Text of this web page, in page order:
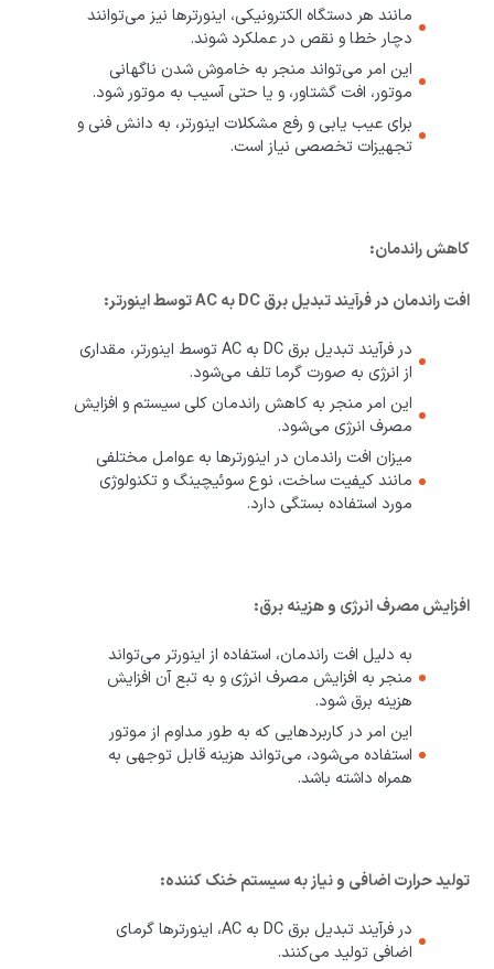
مانند هر دستگاه الکترونیکی، اینورترها نیز می‌توانند
دچار خطا و نقص در عملکرد شوند.
این امر می‌تواند منجر به خاموش شدن ناگهانی
موتور، افت گشتاور، و یا حتی آسیب به موتور شود.
برای عیب یابی و رفع مشکلات اینورتر، به دانش فنی و
تجهیزات تخصصی نیاز است.
کاهش راندمان:
افت راندمان در فرآیند تبدیل برق DC به AC توسط اینورتر:
در فرآیند تبدیل برق DC به AC توسط اینورتر، مقداری
از انرژی به صورت گرما تلف می‌شود.
این امر منجر به کاهش راندمان کلی سیستم و افزایش
مصرف انرژی می‌شود.
میزان افت راندمان در اینورترها به عوامل مختلفی
مانند کیفیت ساخت، نوع سوئیچینگ و تکنولوژی
مورد استفاده بستگی دارد.
افزایش مصرف انرژی و هزینه برق:
به دلیل افت راندمان، استفاده از اینورتر می‌تواند
منجر به افزایش مصرف انرژی و به تبع آن افزایش
هزینه برق شود.
این امر در کاربردهایی که به طور مداوم از موتور
استفاده می‌شود، می‌تواند هزینه قابل توجهی به
همراه داشته باشد.
تولید حرارت اضافی و نیاز به سیستم خنک کننده:
در فرآیند تبدیل برق DC به AC، اینورترها گرمای
اضافی تولید می‌کنند.